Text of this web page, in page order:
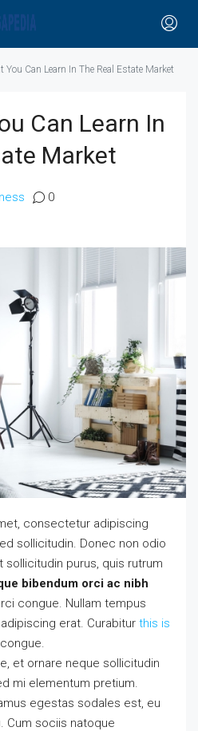
You Can Learn In The Real Estate Market
Can Learn In
Market
0
consectetur adipiscing
sollicitudin. Donec non odio
sollicitudin purus, quis rutrum
bibendum orci ac nibh
congue. Nullam tempus
erat. Curabitur this is
et ornare neque sollicitudin
mi elementum pretium.
egestas sodales est, eu
Cum sociis natoque